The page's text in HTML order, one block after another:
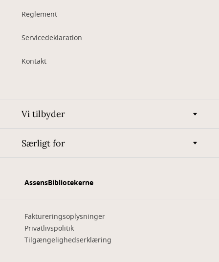
Reglement
Servicedeklaration
Kontakt
Vi tilbyder
Særligt for
AssensBibliotekerne
Faktureringsoplysninger
Privatlivspolitik
Tilgængelighedserklæring